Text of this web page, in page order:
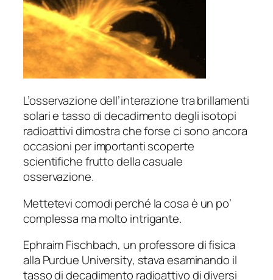
L’osservazione dell’interazione tra brillamenti
solari e tasso di decadimento degli isotopi
radioattivi dimostra che forse ci sono ancora
occasioni per importanti scoperte
scientifiche frutto della casuale
osservazione.
Mettetevi comodi perché la cosa è un po’
complessa ma molto intrigante.
Ephraim Fischbach, un professore di fisica
alla Purdue University, stava esaminando il
tasso di decadimento radioattivo di diversi